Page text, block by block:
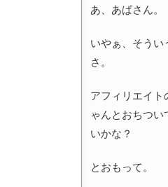
あ、あぱさん。
いやぁ、そうい
さ。
アフィリエイト
ゃんとおちつい
いかな？
とおもって。